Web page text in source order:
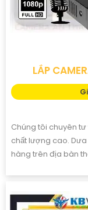
LẮP
Chúng tôi chuyên
chất lượng cao.
hàng trên địa bàn